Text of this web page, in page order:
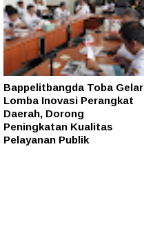
Bappelitbangda Toba Gelar
Lomba Inovasi Perangkat
Daerah, Dorong
Peningkatan Kualitas
Pelayanan Publik